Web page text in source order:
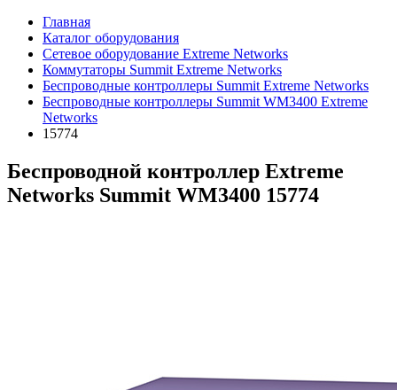
Главная
Каталог оборудования
Сетевое оборудование Extreme Networks
Коммутаторы Summit Extreme Networks
Беспроводные контроллеры Summit Extreme Networks
Беспроводные контроллеры Summit WM3400 Extreme
Networks
15774
Беспроводной контроллер Extreme
Networks Summit WM3400 15774